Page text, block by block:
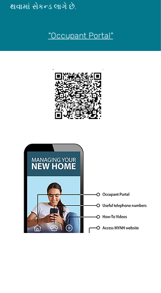
થવામાં સેકન્ડ લાગે છે.
"Occupant Portal"